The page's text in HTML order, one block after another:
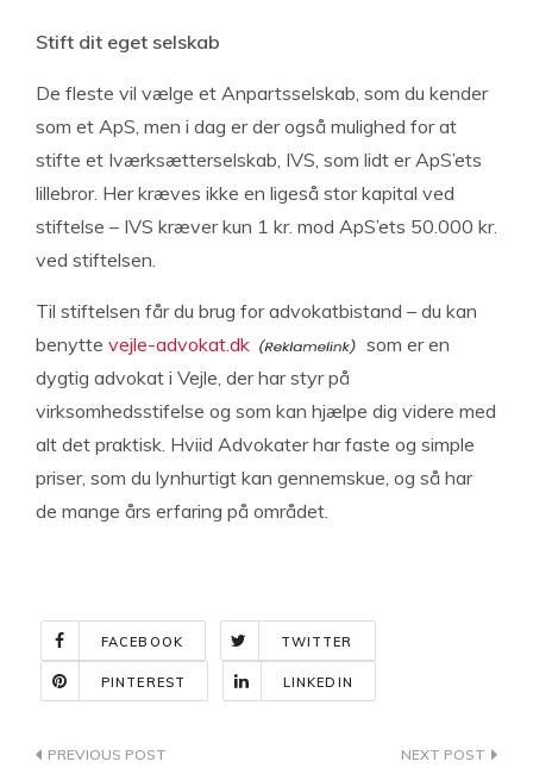
Stift dit eget selskab
De fleste vil vælge et Anpartsselskab, som du kender
som et ApS, men i dag er der også mulighed for at
stifte et Iværksætterselskab, IVS, som lidt er ApS’ets
lillebror. Her kræves ikke en ligeså stor kapital ved
stiftelse – IVS kræver kun 1 kr. mod ApS’ets 50.000 kr.
ved stiftelsen.
Til stiftelsen får du brug for advokatbistand – du kan
benytte vejle-advokat.dk
som er en
dygtig advokat i Vejle, der har styr på
virksomhedsstifelse og som kan hjælpe dig videre med
alt det praktisk. Hviid Advokater har faste og simple
priser, som du lynhurtigt kan gennemskue, og så har
de mange års erfaring på området.
FACEBOOK TWITTER
PINTEREST LINKEDIN
Indlægsnavigation